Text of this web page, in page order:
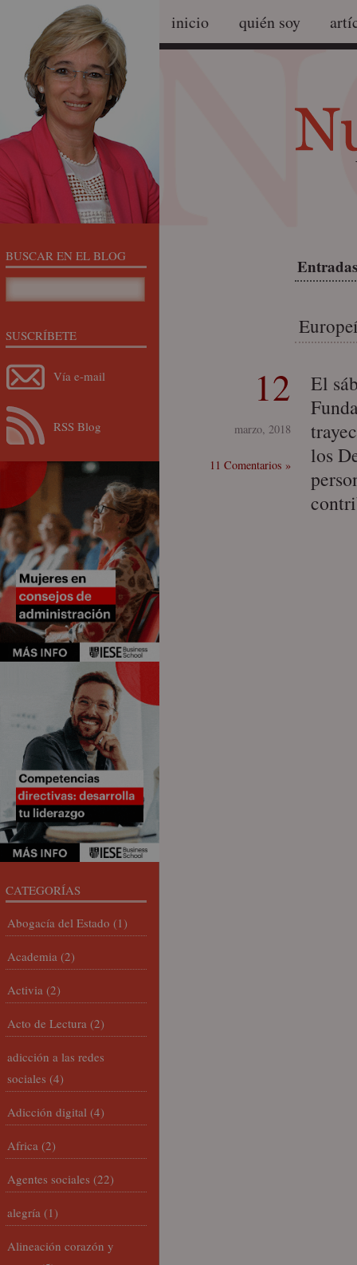
inicio quién soy
12
marzo, 2018
11 Comentarios »
El
los
BUSCAR EN EL BLOG
SUSCRÍBETE
Vía e-mail
RSS Blog
CATEGORÍAS
Abogacía del Estado (1)
Academia (2)
Activia (2)
Acto de Lectura (2)
adicción a las redes
sociales (4)
Adicción digital (4)
Africa (2)
Agentes sociales (22)
alegría (1)
Alineación corazón y